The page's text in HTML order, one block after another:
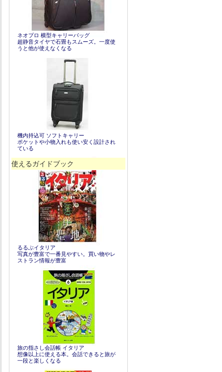
ネオプロ 横型キャリーバッグ
超静音タイヤで石畳もスムーズ。一度使
うと他が使えなくなる
機内持込可 ソフトキャリー
ポケットや小物入れも使い安く設計され
ている
使えるガイドブック
るるぶイタリア
写真が豊富で一番見やすい。買い物やレ
ストラン情報が豊富
旅の指さし会話帳 イタリア
想像以上に使える本。会話できると旅が
一段と楽しくなる